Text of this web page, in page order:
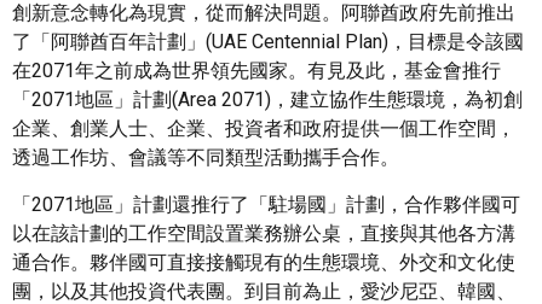
創新意念轉化為現實，從而解決問題。阿聯酋政府先前推出
了「阿聯酋百年計劃」(UAE Centennial Plan)，目標是令該國
在2071年之前成為世界領先國家。有見及此，基金會推行
「2071地區」計劃(Area 2071)，建立協作生態環境，為初創
企業、創業人士、企業、投資者和政府提供一個工作空間，
透過工作坊、會議等不同類型活動攜手合作。
「2071地區」計劃還推行了「駐場國」計劃，合作夥伴國可
以在該計劃的工作空間設置業務辦公桌，直接與其他各方溝
通合作。夥伴國可直接接觸現有的生態環境、外交和文化使
團，以及其他投資代表團。到目前為止，愛沙尼亞、韓國、